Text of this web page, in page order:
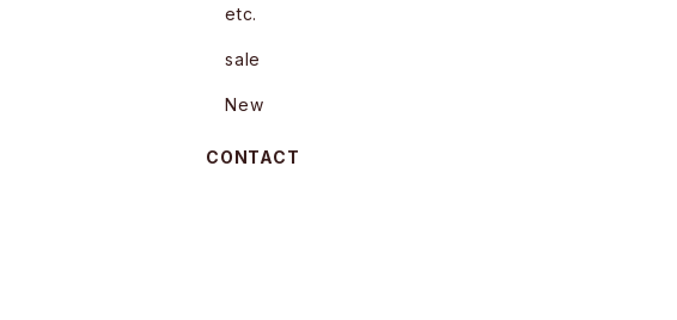
etc.
sale
New
CONTACT